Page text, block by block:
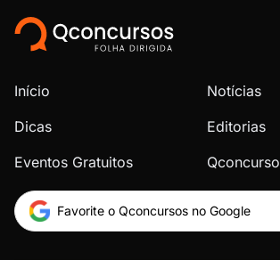
Início
Notícias
Dicas
Editorias
Eventos Gratuitos
Favorite o Qconcursos no Google